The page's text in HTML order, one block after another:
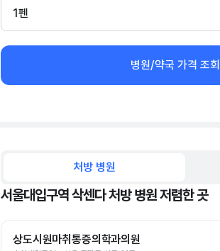
1펜
병원/약국 가격 조회
처방 병원
서울대입구역 삭센다 처방 병원 저렴한 곳
상도시원마취통증의학과의원